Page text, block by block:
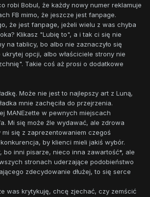
robi Bobul, że każdy nowy numer reklamuje
FB mimo, że jeszcze jest fanpage.
że jest fanpage, jeżeli wielu z was chyba
Klikasz "Lubię to", a i tak ci się nie
na tablicy, bo albo nie zaznaczyło się
opcji, albo właściciele strony nie
Takie coś aż prosi o dodatkowe
Może nie jest to najlepszy art z Luną,
mnie zachęciła do przejrzenia.
MANEzette w pewnych miejscach
Mi się może źle wydawać, ale zdrowa
się z zaprezentowaniem czegoś
by klienci mieli jakiś wybór.
bo inni pisarze, nieco inna zawartość*, ale
stronach uderzające podobieństwo
zdecydowanie dłużej, to się serce
was krytykuję, chcę zjechać, czy zemścić